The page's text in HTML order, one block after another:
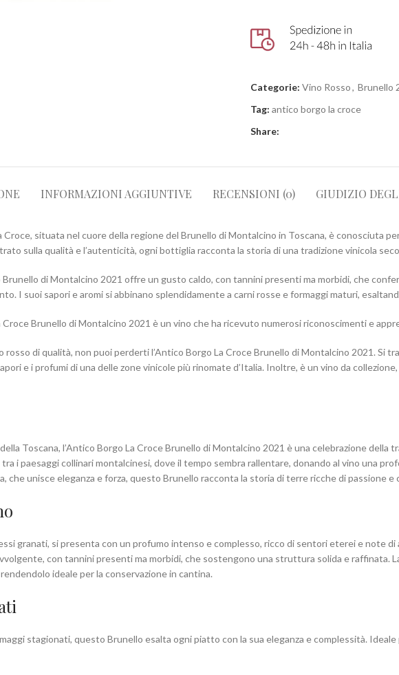
Categorie: Vino Rosso, Brunello
Tag: antico borgo la croce
Share:
INFORMAZIONI AGGIUNTIVE RECENSIONI (0) GIUDIZIO
Croce, situata nel cuore della regione del Brunello di Montalcino in Toscana, è conosciuta
sulla qualità e l’autenticità, ogni bottiglia racconta la storia di una tradizione vinicola
di Montalcino 2021 offre un gusto caldo, con tannini presenti ma morbidi, che
I suoi sapori e aromi si abbinano splendidamente a carni rosse e formaggi maturi,
Croce Brunello di Montalcino 2021 è un vino che ha ricevuto numerosi riconoscimenti e
rosso di qualità, non puoi perderti l’Antico Borgo La Croce Brunello di Montalcino 2021. Si
e i profumi di una delle zone vinicole più rinomate d’Italia. Inoltre, è un vino da
Toscana, l’Antico Borgo La Croce Brunello di Montalcino 2021 è una celebrazione della
i paesaggi collinari montalcinesi, dove il tempo sembra rallentare, donando al vino una
che unisce eleganza e forza, questo Brunello racconta la storia di terre ricche di passione e
granati, si presenta con un profumo intenso e complesso, ricco di sentori eterei e note
con tannini presenti ma morbidi, che sostengono una struttura solida e raffinata.
ideale per la conservazione in cantina.
stagionati, questo Brunello esalta ogni piatto con la sua eleganza e complessità.